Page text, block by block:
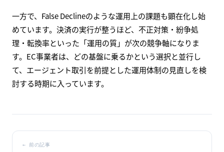
一方で、False Declineのような運用上の課題も顕在化し始
めています。決済の実行が整うほど、不正対策・紛争処
理・転換率といった「運用の質」が次の競争軸になりま
す。EC事業者は、どの基盤に乗るかという選択と並行し
て、エージェント取引を前提とした運用体制の見直しを検
討する時期に入っています。
←前の記事